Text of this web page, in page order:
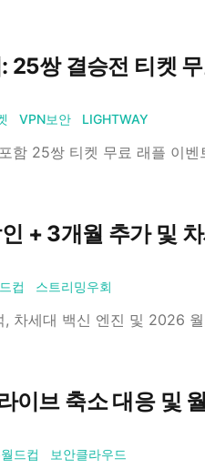
25쌍 결승전 티켓
VPN보안 LIGHTWAY
함 25쌍 티켓 무료 래플 이벤
+ 3개월 추가 및
컵 스트리밍우회
차세대 백신 엔진 및 2026
이브 축소 대응 및
드컵 보안클라우드